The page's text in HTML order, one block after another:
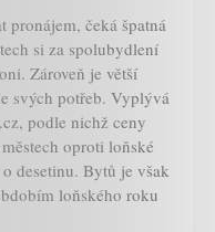
pronájem, čeká špatná
si za spolubydlení
Zároveň je větší
svých potřeb. Vyplývá
podle nichž ceny
oproti loňské
desetinu. Bytů je však
loňského roku